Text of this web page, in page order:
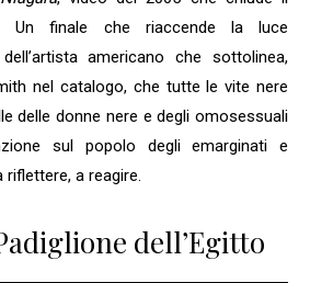
Un finale che riaccende la luce
americano che sottolinea,
nel catalogo, che tutte le vite nere
delle donne nere e degli omosessuali
sul popolo degli emarginati e
riflettere, a reagire.
dell’Egitto